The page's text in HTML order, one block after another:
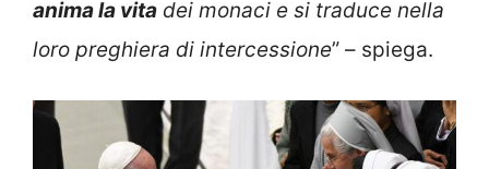
anima la vita dei monaci e si traduce nella
loro preghiera di intercessione” – spiega.